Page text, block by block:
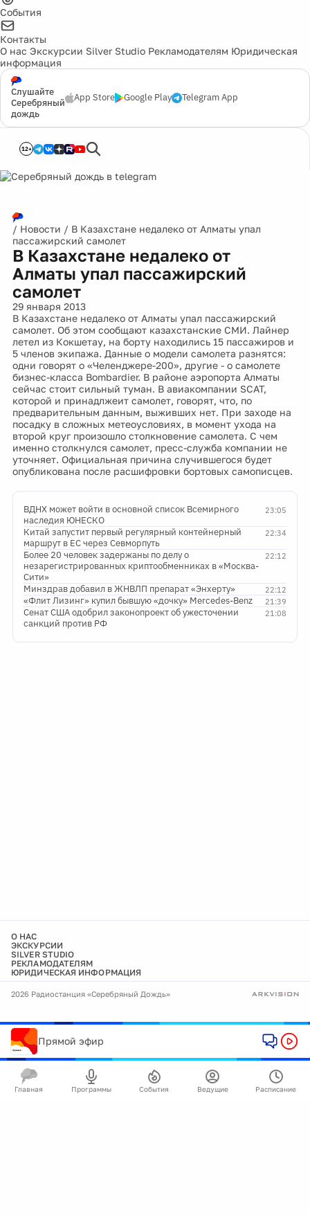
События
Контакты
О нас Экскурсии Silver Studio Рекламодателям Юридическая
информация
Слушайте
Серебряный
дождь
App Store Google Play Telegram App
12+
/ Новости / В Казахстане недалеко от Алматы упал
пассажирский самолет
В Казахстане недалеко от
Алматы упал пассажирский
самолет
29 января 2013
В Казахстане недалеко от Алматы упал пассажирский
самолет. Об этом сообщают казахстанские СМИ. Лайнер
летел из Кокшетау, на борту находились 15 пассажиров и
5 членов экипажа. Данные о модели самолета разнятся:
одни говорят о «Челенджере-200», другие - о самолете
бизнес-класса Bombardier. В районе аэропорта Алматы
сейчас стоит сильный туман. В авиакомпании SCAT,
которой и принадлжеит самолет, говорят, что, по
предварительным данным, выживших нет. При заходе на
посадку в сложных метеоусловиях, в момент ухода на
второй круг произошло столкновение самолета. С чем
именно столкнулся самолет, пресс-служба компании не
уточняет. Официальная причина случившегося будет
опубликована после расшифровки бортовых самописцев.
23:05
ВДНХ может войти в основной список Всемирного
наследия ЮНЕСКО
22:34
Китай запустит первый регулярный контейнерный
маршрут в ЕС через Севморпуть
22:12
Более 20 человек задержаны по делу о
незарегистрированных криптообменниках в «Москва-
Сити»
22:12
Минздрав добавил в ЖНВЛП препарат «Энхерту»
21:39
«Флит Лизинг» купил бывшую «дочку» Mercedes-Benz
21:08
Сенат США одобрил законопроект об ужесточении
санкций против РФ
О НАС
ЭКСКУРСИИ
SILVER STUDIO
РЕКЛАМОДАТЕЛЯМ
ЮРИДИЧЕСКАЯ ИНФОРМАЦИЯ
2026 Радиостанция «Серебряный Дождь»
Прямой эфир
Главная Программы События Ведущие Расписание